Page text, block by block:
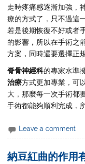
走時疼痛感逐漸加強，
療的方式了，只不過這
若是後期恢復不好或者
的影響，所以在手術之
方案，同時還要選擇正
脊骨神經科的專家水準
治療方式更加專業，可
大，那麼每一次手術都
手術都能夠順利完成，
Leave a comment
納豆紅曲的作用